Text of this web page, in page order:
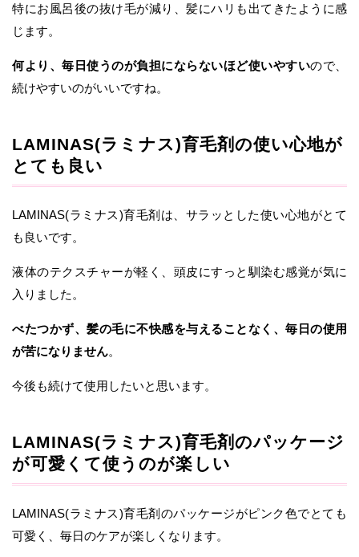
特にお風呂後の抜け毛が減り、髪にハリも出てきたように感
じます。
何より、毎日使うのが負担にならないほど使いやすいので、
続けやすいのがいいですね。
LAMINAS(ラミナス)育毛剤の使い心地が
とても良い
LAMINAS(ラミナス)育毛剤は、サラッとした使い心地がとて
も良いです。
液体のテクスチャーが軽く、頭皮にすっと馴染む感覚が気に
入りました。
べたつかず、髪の毛に不快感を与えることなく、毎日の使用
が苦になりません。
今後も続けて使用したいと思います。
LAMINAS(ラミナス)育毛剤のパッケージ
が可愛くて使うのが楽しい
LAMINAS(ラミナス)育毛剤のパッケージがピンク色でとても
可愛く、毎日のケアが楽しくなります。